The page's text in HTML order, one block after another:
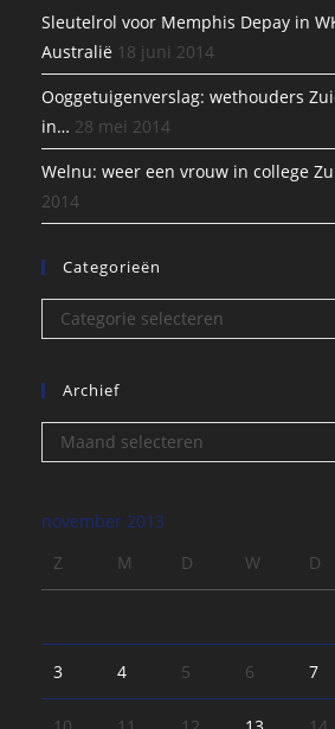
Sleutelrol voor Memphis Depay in
Australië 18 juni 2014
Ooggetuigenverslag: wethouders
in… 28 mei 2014
Welnu: weer een vrouw in college
2014
Categorieën
Categorieën
Categorie selecteren
Archief
Archief
Maand selecteren
november 2013
Z
M D W D
3 4 5 6 7